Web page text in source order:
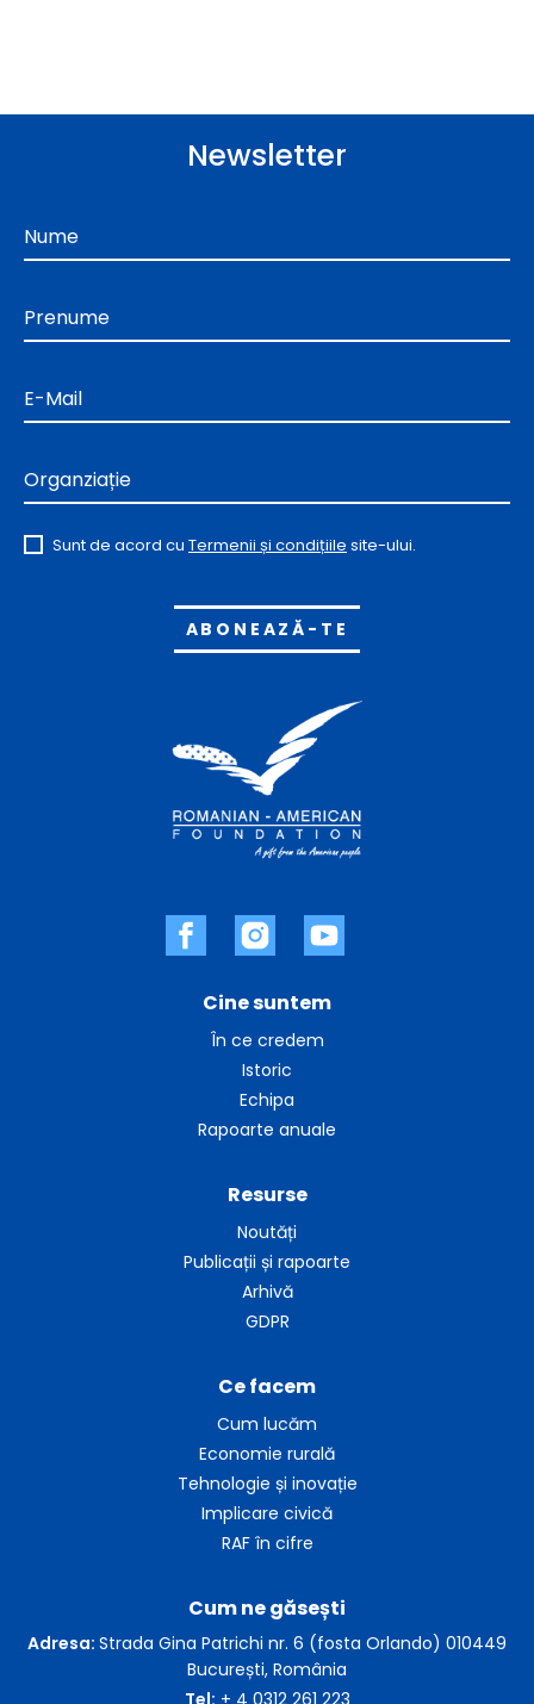
Cine suntem
În ce credem
Istoric
Echipa
Rapoarte anuale
Ce facem
Cum lucăm
Economie rurală
Tehnologie și inovație
Implicare civică
RAF în cifre
Resurse
Noutăți
Publicații și rapoarte
Arhivă
GDPR
Cum ne găsești
Adresa: Strada Gina Patrichi nr. 6 (fosta Orlando) 010449
București, România
Tel: + 4 0312 261 223
Newsletter
Nume
Prenume
E-Mail
Organziație
Sunt de acord cu Termenii și condițiile site-ului.